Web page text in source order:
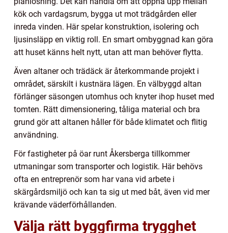
kök och vardagsrum, bygga ut mot trädgården eller
inreda vinden. Här spelar konstruktion, isolering och
ljusinsläpp en viktig roll. En smart ombyggnad kan göra
att huset känns helt nytt, utan att man behöver flytta.
Även altaner och trädäck är återkommande projekt i
området, särskilt i kustnära lägen. En välbyggd altan
förlänger säsongen utomhus och knyter ihop huset med
tomten. Rätt dimensionering, tåliga material och bra
grund gör att altanen håller för både klimatet och flitig
användning.
För fastigheter på öar runt Åkersberga tillkommer
utmaningar som transporter och logistik. Här behövs
ofta en entreprenör som har vana vid arbete i
skärgårdsmiljö och kan ta sig ut med båt, även vid mer
krävande väderförhållanden.
Välja rätt byggfirma trygghet